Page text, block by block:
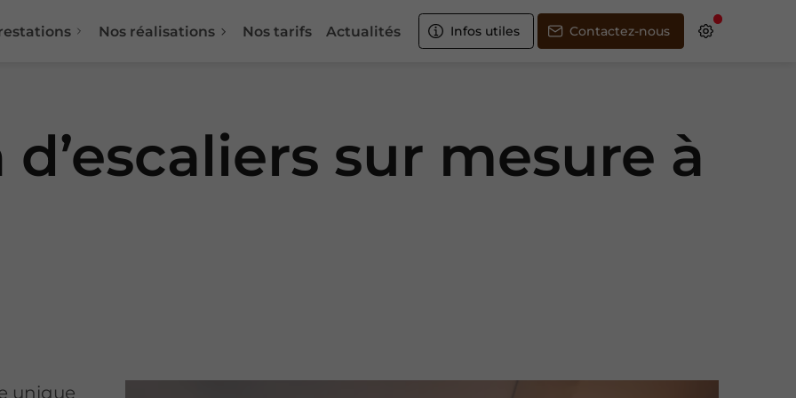
Nos réalisations Nos tarifs Actualités Infos utiles Contactez-nous
sur mesure à
unique